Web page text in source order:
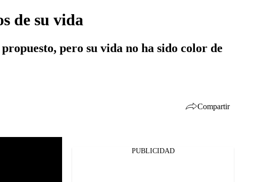
de su vida
pero su vida no ha sido color de
Compartir
PUBLICIDAD